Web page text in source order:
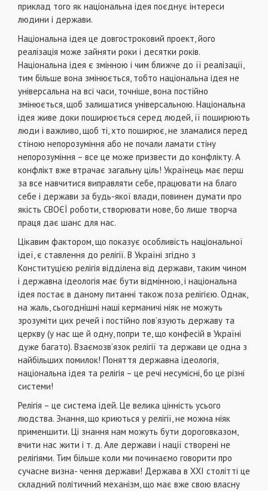
приклад того як нацiональна iдея поєднує iнтереси
людини i держави.
Нацiональна iдея це довгостроковий проект, його
реалiзацiя може зайняти роки i десятки рокiв.
Нацiональна iдея є змiнною i чим ближче до її реалiзацiї,
тим бiльше вона змiнюється, тобто нацiональна iдея не
унiверсальна на всi часи, точнiше, вона постiйно
змiнюється, щоб залишатися унiверсальною. Нацiональна
iдея живе доки поширюється серед людей, її поширюють
люди i важливо, щоб тi, хто поширює, не зламалися перед
стiною непорозумiння або не почали ламати стiну
непорозумiння – все це може призвести до конфлiкту. А
конфлiкт вже втрачає загальну цiль! Українець має перш
за все навчитися виправляти себе, працювати на благо
себе i держави за будь-якої влади, повинен думати про
якiсть СВОЄЇ роботи, створювати нове, бо лише творча
праця дає шанс для нас.
Цiкавим фактором, що показує особливiсть нацiональної
iдеї, є ставлення до релiгiї. В Українi згiдно з
Конституцiєю релiгiя вiддiлена вiд держави, таким чином
i державна iдеологiя має бути вiдмiнною, i нацiональна
iдея постає в даному питаннi також поза релiгiєю. Однак,
на жаль, сьогоднiшнi нашi керманичi нiяк не можуть
зрозумiти цих речей i постiйно пов’язують державу та
церкву (у нас ще й одну, попри те, що конфесiй в Українi
дуже багато). Взаємозв’язок релiгiї та держави це одна з
найбiльших помилок! Поняття державна iдеологiя,
нацiональна iдея та релiгiя – це речi несумiснi, бо це рiзнi
системи!
Релiгiя – це система iдей. Це велика цiннiсть усього
людства. Знання, що криються у релiгiї, не можна нiяк
применшити. Цi знання нам можуть бути дороговказом,
вчити нас жити i т. д. Але держави i нацiї створенi не
релiгiями. Тим бiльше коли ми починаємо говорити про
сучасне визна- чення держави! Держава в ХХІ столiттi це
складний полiтичний механiзм, що має вже свою власну